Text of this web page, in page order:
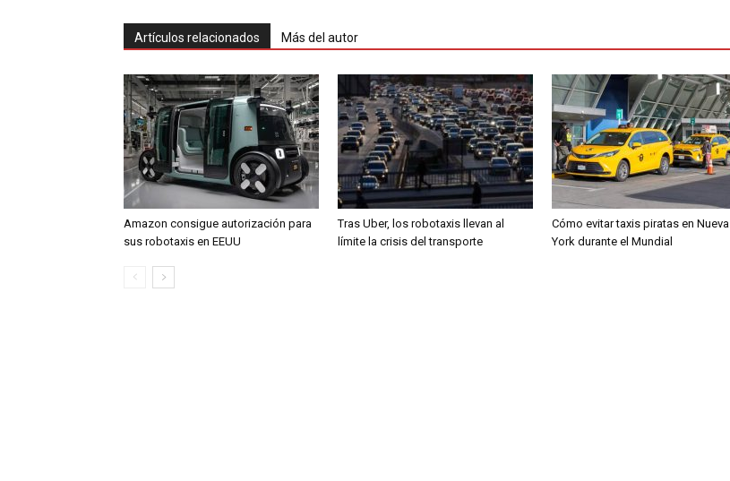
Artículos relacionados Más del autor
Amazon consigue autorización para
sus robotaxis en EEUU
Tras Uber, los robotaxis llevan al
límite la crisis del transporte
Cómo evitar taxis piratas en Nueva
York durante el Mundial